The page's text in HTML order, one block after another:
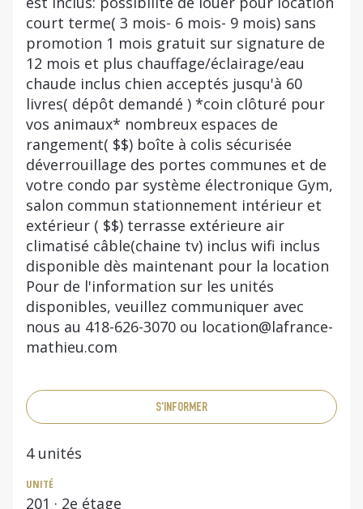
court terme( 3 mois- 6 mois- 9 mois) sans
promotion 1 mois gratuit sur signature de
12 mois et plus chauffage/éclairage/eau
chaude inclus chien acceptés jusqu'à 60
livres( dépôt demandé ) *coin clôturé pour
vos animaux* nombreux espaces de
rangement( $$) boîte à colis sécurisée
déverrouillage des portes communes et de
votre condo par système électronique Gym,
salon commun stationnement intérieur et
extérieur ( $$) terrasse extérieure air
climatisé câble(chaine tv) inclus wifi inclus
disponible dès maintenant pour la location
Pour de l'information sur les unités
disponibles, veuillez communiquer avec
nous au 418-626-3070 ou location@lafrance-
mathieu.com
S'INFORMER
4 unités
UNITÉ
201 · 2e étage